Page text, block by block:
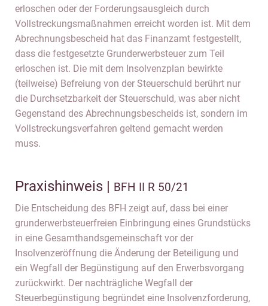
erloschen oder der Forderungsausgleich durch
Vollstreckungsmaßnahmen erreicht worden ist. Mit dem
Abrechnungsbescheid hat das Finanzamt festgestellt,
dass die festgesetzte Grunderwerbsteuer zum Teil
erloschen ist. Die mit dem Insolvenzplan bewirkte
(teilweise) Befreiung von der Steuerschuld berührt nur
die Durchsetzbarkeit der Steuerschuld, was aber nicht
Gegenstand des Abrechnungsbescheids ist, sondern im
Vollstreckungsverfahren geltend gemacht werden
muss.
Praxishinweis | BFH II R 50/21
Die Entscheidung des BFH zeigt auf, dass bei einer
grunderwerbsteuerfreien Einbringung eines Grundstücks
in eine Gesamthandsgemeinschaft vor der
Insolvenzeröffnung die Änderung der Beteiligung und
ein Wegfall der Begünstigung auf den Erwerbsvorgang
zurückwirkt. Der nachträgliche Wegfall der
Steuerbegünstigung begründet eine Insolvenzforderung,